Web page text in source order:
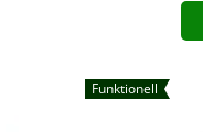
Funktionell